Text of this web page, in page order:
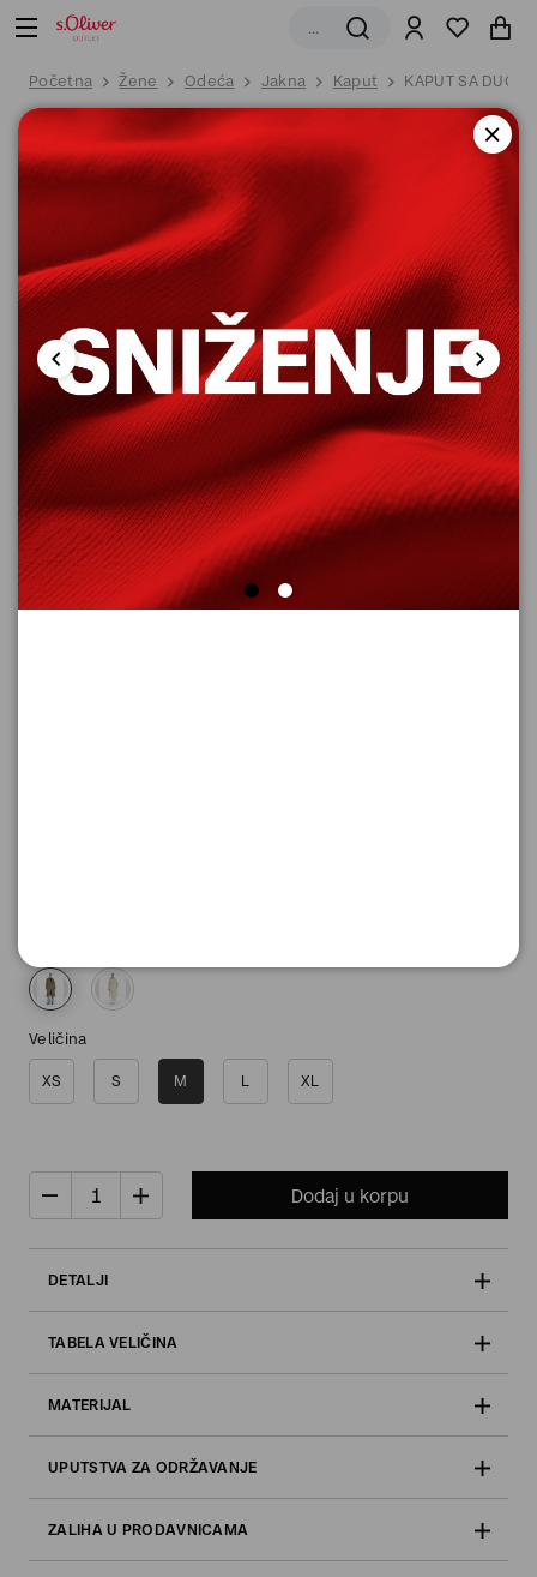
Početna Žene Odeća Jakna Kaput KAPUT SA
Veličina
XS S M L XL
Dodaj u korpu
DETALJI
TABELA VELIČINA
MATERIJAL
UPUTSTVA ZA ODRŽAVANJE
ZALIHA U PRODAVNICAMA